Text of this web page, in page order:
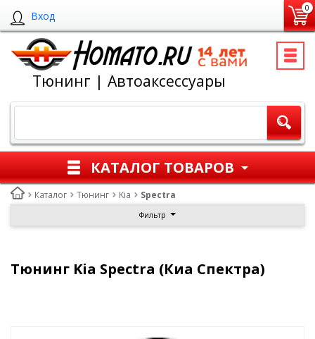
Вход
0
Тюнинг | Автоаксессуары
КАТАЛОГ ТОВАРОВ
Каталог Тюнинг Kia Spectra
Фильтр
Тюнинг Kia Spectra (Киа Спектра)